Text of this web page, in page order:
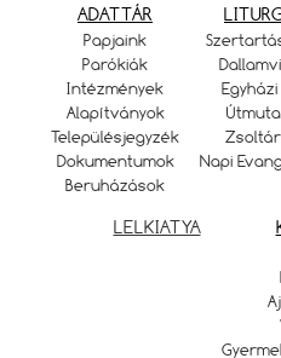
ADATTÁR
Papjaink
Parókiák
Intézmények
Alapítványok
Településjegyzék
Dokumentumok
Beruházások
Napi
LELKIATYA